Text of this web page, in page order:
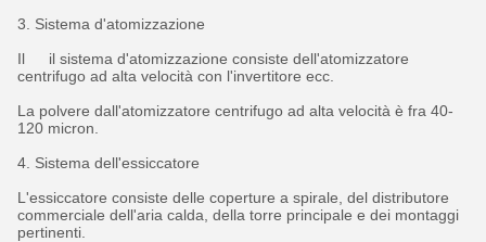
3. Sistema d'atomizzazione
Il il sistema d'atomizzazione consiste dell'atomizzatore
centrifugo ad alta velocità con l'invertitore ecc.
La polvere dall'atomizzatore centrifugo ad alta velocità è fra 40-
120 micron.
4. Sistema dell'essiccatore
L'essiccatore consiste delle coperture a spirale, del distributore
commerciale dell'aria calda, della torre principale e dei montaggi
pertinenti.